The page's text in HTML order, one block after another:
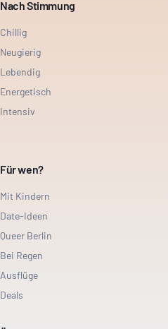
Nach Stimmung
Chillig
Neugierig
Lebendig
Energetisch
Intensiv
Für wen?
Mit Kindern
Date-Ideen
Queer Berlin
Bei Regen
Ausflüge
Deals